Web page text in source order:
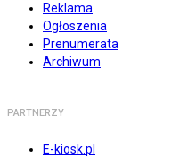
Reklama
Ogłoszenia
Prenumerata
Archiwum
PARTNERZY
E-kiosk.pl